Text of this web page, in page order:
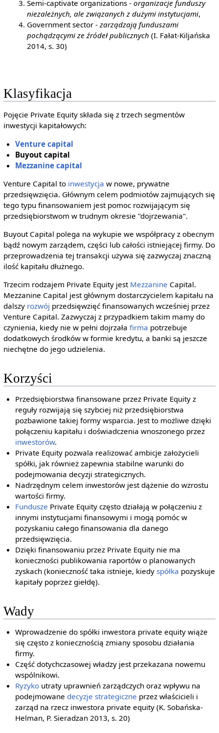
Semi-captivate organizations -organizacje funduszy
niezależnych, ale związanych z dużymi instytucjami,
Government sector -zarządzają funduszami
pochądzącymi ze źródeł publicznych (I. Fałat-Kiljańska
2014, s. 30)
Klasyfikacja
Pojęcie Private Equity składa się z trzech segmentów
inwestycji kapitałowych:
Venture capital
Buyout capital
Mezzanine capital
Venture Capital to inwestycja w nowe, prywatne
przedsięwzięcia. Głównym celem podmiotów zajmujących się
tego typu finansowaniem jest pomoc rozwijającym się
przedsiębiorstwom w trudnym okresie "dojrzewania".
Buyout Capital polega na wykupie we współpracy z obecnym
bądź nowym zarządem, części lub całości istniejącej firmy. Do
przeprowadzenia tej transakcji używa się zazwyczaj znaczną
ilość kapitału dłużnego.
Trzecim rodzajem Private Equity jest Mezzanine Capital.
Mezzanine Capital jest głównym dostarczycielem kapitału na
dalszy rozwój przedsięwzięć finansowanych wcześniej przez
Venture Capital. Zazwyczaj z przypadkiem takim mamy do
czynienia, kiedy nie w pełni dojrzała firma potrzebuje
dodatkowych środków w formie kredytu, a banki są jeszcze
niechętne do jego udzielenia.
Korzyści
Przedsiębiorstwa finansowane przez Private Equity z
reguły rozwijają się szybciej niż przedsiębiorstwa
pozbawione takiej formy wsparcia. Jest to możliwe dzięki
połączeniu kapitału i doświadczenia wnoszonego przez
inwestorów.
Private Equity pozwala realizować ambicje założycieli
spółki, jak również zapewnia stabilne warunki do
podejmowania decyzji strategicznych.
Nadrzędnym celem inwestorów jest dążenie do wzrostu
wartości firmy.
Fundusze Private Equity często działają w połączeniu z
innymi instytucjami finansowymi i mogą pomóc w
pozyskaniu całego finansowania dla danego
przedsięwzięcia.
Dzięki finansowaniu przez Private Equity nie ma
konieczności publikowania raportów o planowanych
zyskach (konieczność taka istnieje, kiedyspółka pozyskuje
kapitały poprzez giełdę).
Wady
Wprowadzenie do spółki inwestora private equity wiąże
się często z koniecznością zmiany sposobu działania
firmy.
Część dotychczasowej władzy jest przekazana nowemu
wspólnikowi.
Ryzyko utraty uprawnień zarządczych oraz wpływu na
podejmowane decyzje strategiczne przez właścicieli i
zarząd na rzecz inwestora private equity (K. Sobańska-
Helman, P. Sieradzan 2013, s. 20)